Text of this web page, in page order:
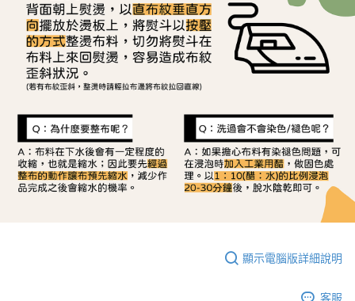
顯示電腦版詳細說明
客服